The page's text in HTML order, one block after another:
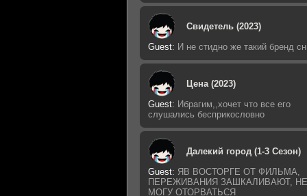
Свидетель (2023)
Guest: И не стидно же такий бренд
Цена (2023)
Guest: Ибрагим,,хочет что все его
слушались бесприкословно
Далекий город (1-3 Сезон)
Guest: ЯВ ВОСТОРГЕ ОТ ФИЛЬМА,
ПЕРЕЖИВАНИЯ ЗАШКАЛИВАЮТ, НЕ
МОГУ ОТОРВАТЬСЯ